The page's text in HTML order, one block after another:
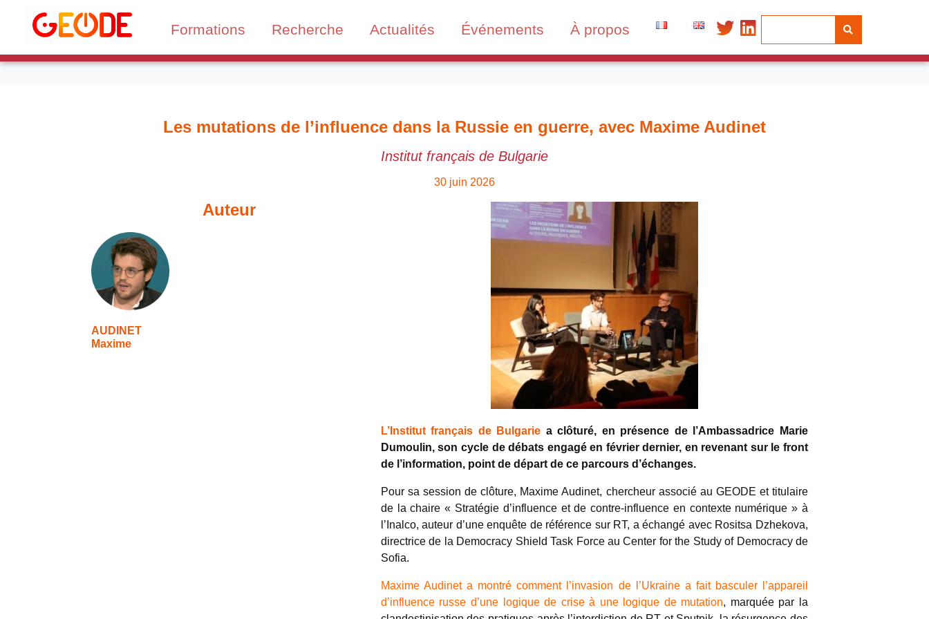
Formations Recherche Actualités Événements À propos
Les mutations de l’influence dans la Russie en guerre, avec Maxime Audinet
Institut français de Bulgarie
30 juin 2026
Auteur
AUDINET
Maxime
L’Institut français de Bulgarie a clôturé, en présence de l’Ambassadrice Marie
Dumoulin, son cycle de débats engagé en février dernier, en revenant sur le front
de l’information, point de départ de ce parcours d’échanges.
Pour sa session de clôture, Maxime Audinet, chercheur associé au GEODE et titulaire
de la chaire « Stratégie d’influence et de contre-influence en contexte numérique » à
l’Inalco, auteur d’une enquête de référence sur RT, a échangé avec Rositsa Dzhekova,
directrice de la Democracy Shield Task Force au Center for the Study of Democracy de
Sofia.
Maxime Audinet a montré comment l’invasion de l’Ukraine a fait basculer l’appareil
d’influence russe d’une logique de crise à une logique de mutation, marquée par la